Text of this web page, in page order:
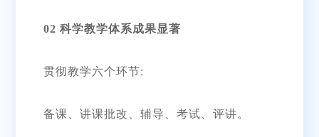
02 科学教学体系成果显著
贯彻教学六个环节:
备课、讲课批改、辅导、考试、评讲。